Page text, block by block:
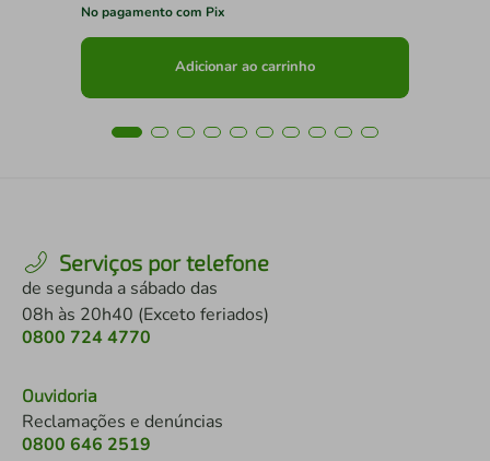
No pagamento com Pix
Adicionar ao carrinho
Serviços por telefone
de segunda a sábado das
08h às 20h40 (Exceto feriados)
0800 724 4770
Ouvidoria
Reclamações e denúncias
0800 646 2519